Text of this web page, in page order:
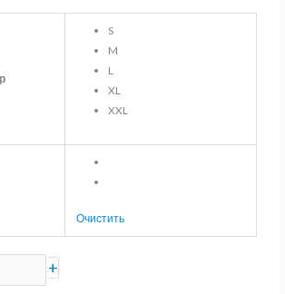
S
M
L
XL
XXL
Очистить
+